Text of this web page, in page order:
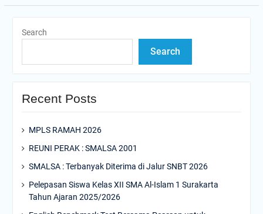
Search
Search
Recent Posts
MPLS RAMAH 2026
REUNI PERAK : SMALSA 2001
SMALSA : Terbanyak Diterima di Jalur SNBT 2026
Pelepasan Siswa Kelas XII SMA Al-Islam 1 Surakarta
Tahun Ajaran 2025/2026